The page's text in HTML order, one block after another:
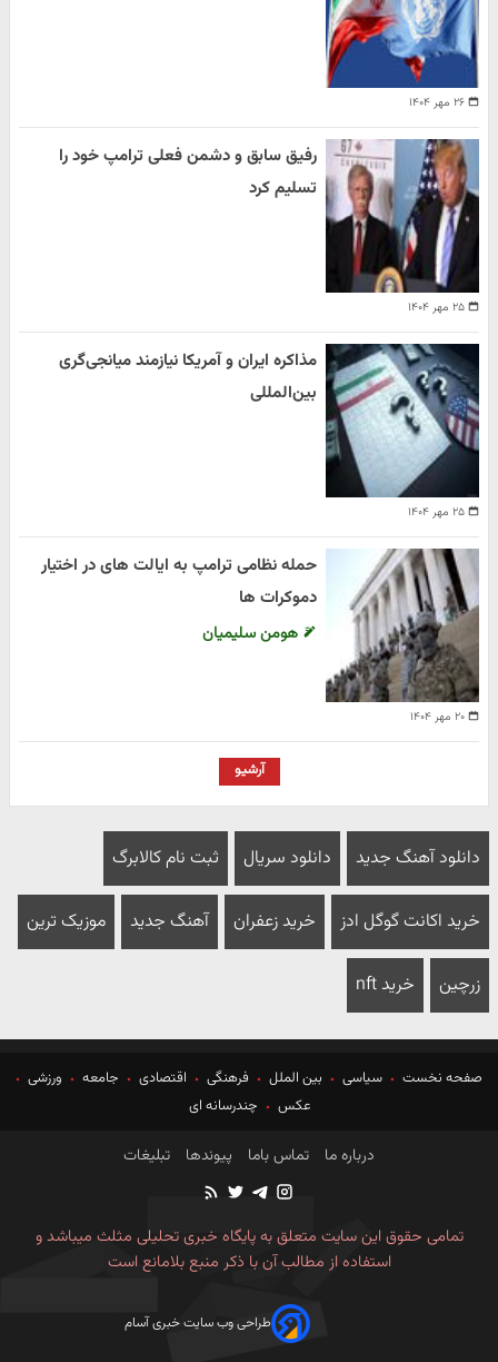
۲۶ مهر ۱۴۰۴
۲۵ مهر ۱۴۰۴
رفیق سابق و دشمن فعلی ترامپ خود را
تسلیم کرد
۲۵ مهر ۱۴۰۴
مذاکره ایران و آمریکا نیازمند میانجی‌گری
بین‌المللی
۲۰ مهر ۱۴۰۴
حمله نظامی ترامپ به ایالت های در اختیار
دموکرات ها
هومن سلیمیان
آرشیو
دانلود آهنگ جدید دانلود سریال ثبت نام کالابرگ
خرید اکانت گوگل ادز خرید زعفران آهنگ جدید موزیک ترین
زرچین خرید nft
صفحه نخست سیاسی بین الملل فرهنگی اقتصادی جامعه
ورزشی
عکس
چندرسانه ای
درباره ما تماس باما پیوندها تبلیغات
تمامی حقوق این سایت متعلق به پایگاه خبری تحلیلی مثلث میباشد و
استفاده از مطالب آن با ذکر منبع بلامانع است
طراحی وب سایت خبری آسام